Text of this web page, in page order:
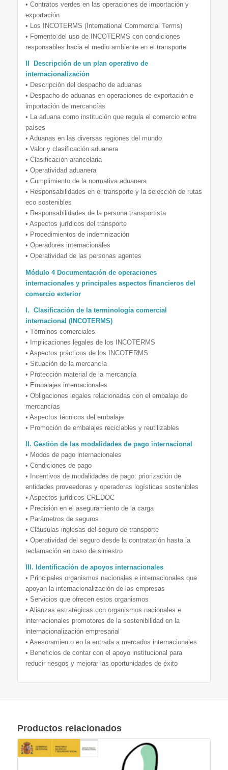
• Contratos verdes en las operaciones de importación y
exportación
• Los INCOTERMS (International Commercial Terms)
• Fomento del uso de INCOTERMS con condiciones
responsables hacia el medio ambiente en el transporte
II Descripción de un plan operativo de
internacionalización
• Descripción del despacho de aduanas
• Despacho de aduanas en operaciones de exportación e
importación de mercancías
• La aduana como institución que regula el comercio entre
países
• Aduanas en las diversas regiones del mundo
• Valor y clasificación aduanera
• Clasificación arancelaria
• Operatividad aduanera
• Cumplimiento de la normativa aduanera
• Responsabilidades en el transporte y la selección de rutas
eco sostenibles
• Responsabilidades de la persona transportista
• Aspectos jurídicos del transporte
• Procedimientos de indemnización
• Operadores internacionales
• Operatividad de las personas agentes
Módulo 4 Documentación de operaciones
internacionales y principales aspectos financieros del
comercio exterior
I. Clasificación de la terminología comercial
internacional (INCOTERMS)
• Términos comerciales
• Implicaciones legales de los INCOTERMS
• Aspectos prácticos de los INCOTERMS
• Situación de la mercancía
• Protección material de la mercancía
• Embalajes internacionales
• Obligaciones legales relacionadas con el embalaje de
mercancías
• Aspectos técnicos del embalaje
• Promoción de embalajes reciclables y reutilizables
II. Gestión de las modalidades de pago internacional
• Modos de pago internacionales
• Condiciones de pago
• Incentivos de modalidades de pago: priorización de
entidades proveedoras y operadoras logísticas sostenibles
• Aspectos jurídicos CREDOC
• Precisión en el aseguramiento de la carga
• Parámetros de seguros
• Cláusulas inglesas del seguro de transporte
• Operatividad del seguro desde la contratación hasta la
reclamación en caso de siniestro
III. Identificación de apoyos internacionales
• Principales organismos nacionales e internacionales que
apoyan la internacionalización de las empresas
• Servicios que ofrecen estos organismos
• Alianzas estratégicas con organismos nacionales e
internacionales promotores de la sostenibilidad en la
internacionalización empresarial
• Asesoramiento en la entrada a mercados internacionales
• Beneficios de contar con el apoyo institucional para
reducir riesgos y mejorar las oportunidades de éxito
Productos relacionados